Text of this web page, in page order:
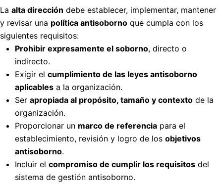
La alta dirección debe establecer, implementar, mantener
y revisar una política antisoborno que cumpla con los
siguientes requisitos:
Prohibir expresamente el soborno, directo o
indirecto.
Exigir el cumplimiento de las leyes antisoborno
aplicables a la organización.
Ser apropiada al propósito, tamaño y contexto de la
organización.
Proporcionar un marco de referencia para el
establecimiento, revisión y logro de los objetivos
antisoborno.
Incluir el compromiso de cumplir los requisitos del
sistema de gestión antisoborno.